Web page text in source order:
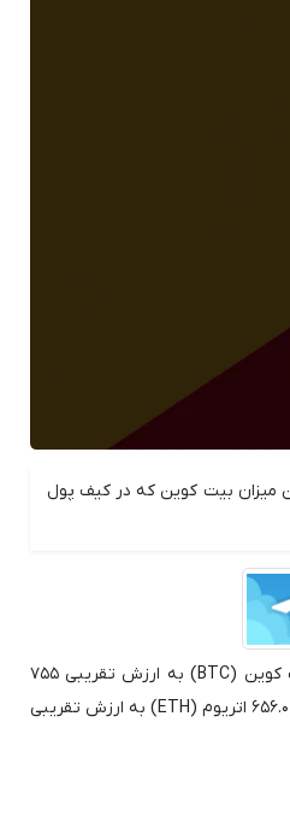
این میزان بیت کوین که در کیف پول
بر اساس اطلاعات جمع آوری شده توسط Arkham Intelligence، دولت سلطنتی بوتان مالک ۱۳,۰۲۹ بیت کوین (BTC) به ارزش تقریبی ۷۵۵
میلیون دلار بر اساس قیمت های فعلی است. همچنین کیف پول های مرتبط با این پادشاهی هیمالیایی ۶۵۶.۰۱۳ اتریوم (ETH) به ارزش تقریبی